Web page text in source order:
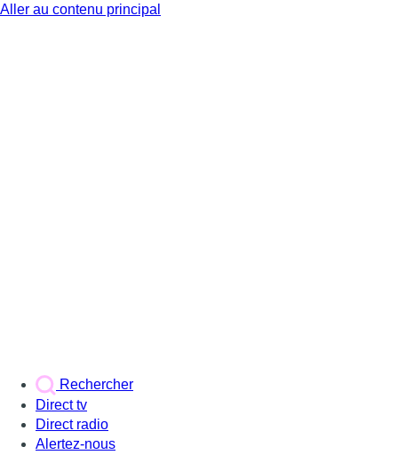
Aller au contenu principal
Rechercher
Direct tv
Direct radio
Alertez-nous